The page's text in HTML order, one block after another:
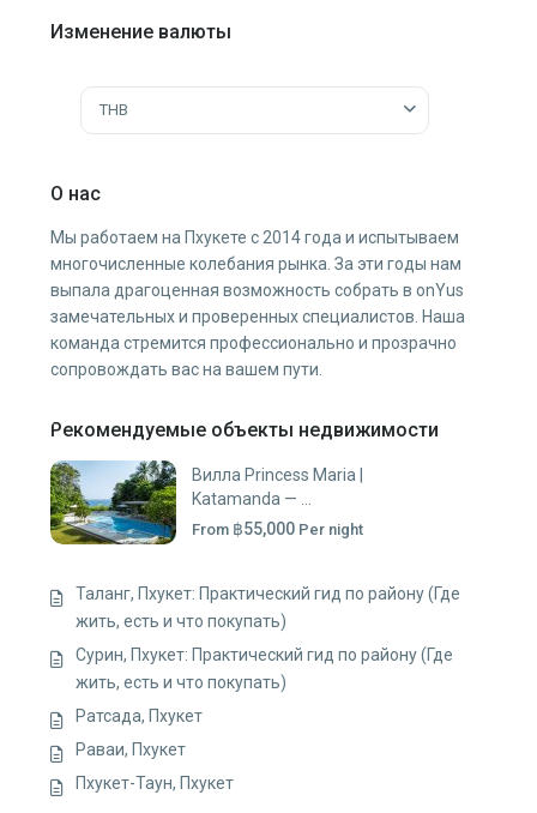
Изменение валюты
THB
О нас
Мы работаем на Пхукете с 2014 года и испытываем
многочисленные колебания рынка. За эти годы нам
выпала драгоценная возможность собрать в onYus
замечательных и проверенных специалистов. Наша
команда стремится профессионально и прозрачно
сопровождать вас на вашем пути.
Рекомендуемые объекты недвижимости
Вилла Princess Maria |
Katamanda — ...
From ฿55,000 Per night
Таланг, Пхукет: Практический гид по району (Где
жить, есть и что покупать)
Сурин, Пхукет: Практический гид по району (Где
жить, есть и что покупать)
Ратсада, Пхукет
Раваи, Пхукет
Пхукет-Таун, Пхукет